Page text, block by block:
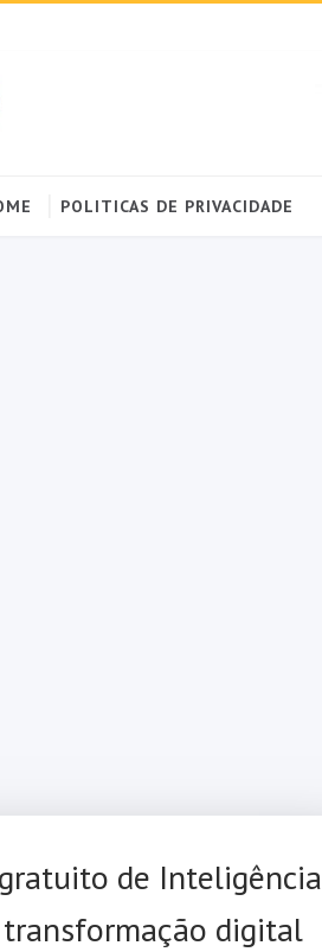
POLITICAS DE PRIVACIDADE
de Inteligência
digital